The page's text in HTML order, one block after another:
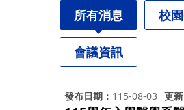
所有消息 校
會議資訊
發布日期 115-08-03 更